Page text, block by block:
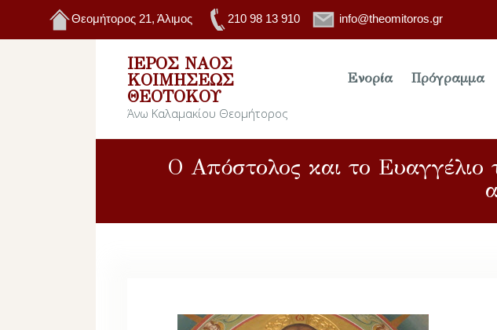
Θεομήτορος 21, Άλιμος 210 98 13 910 info@theomitoros.gr
ΙΕΡΌΣ ΝΑΌΣ
ΚΟΙΜΉΣΕΩΣ
ΘΕΟΤΌΚΟΥ
Άνω Καλαμακίου Θεομήτορος
Ενορία Πρόγραμμα
Ο Απόστολος και το